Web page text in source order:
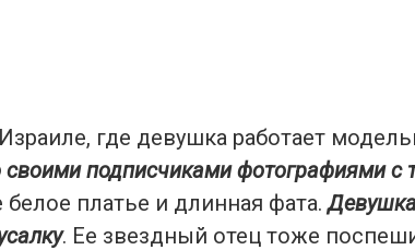
где девушка работает
своими подписчиками фотографиями с
платье и длинная фата.
. Ее звездный отец тоже